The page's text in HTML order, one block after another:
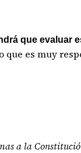
que evaluar
que es muy
a la